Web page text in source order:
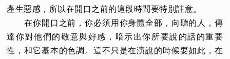
產生惡感，所以在開口之前的這段時間要特別註意。
在你開口之前，你必須用你身體全部，向聽的人，傳
達你對他們的敬意與好感，暗示出你所要說的話的重要
性，和它基本的色調。這不只是在演說的時候要如此，在